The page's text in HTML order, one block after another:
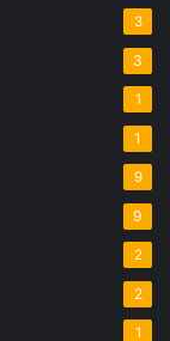
3
3
1
1
9
9
2
2
1